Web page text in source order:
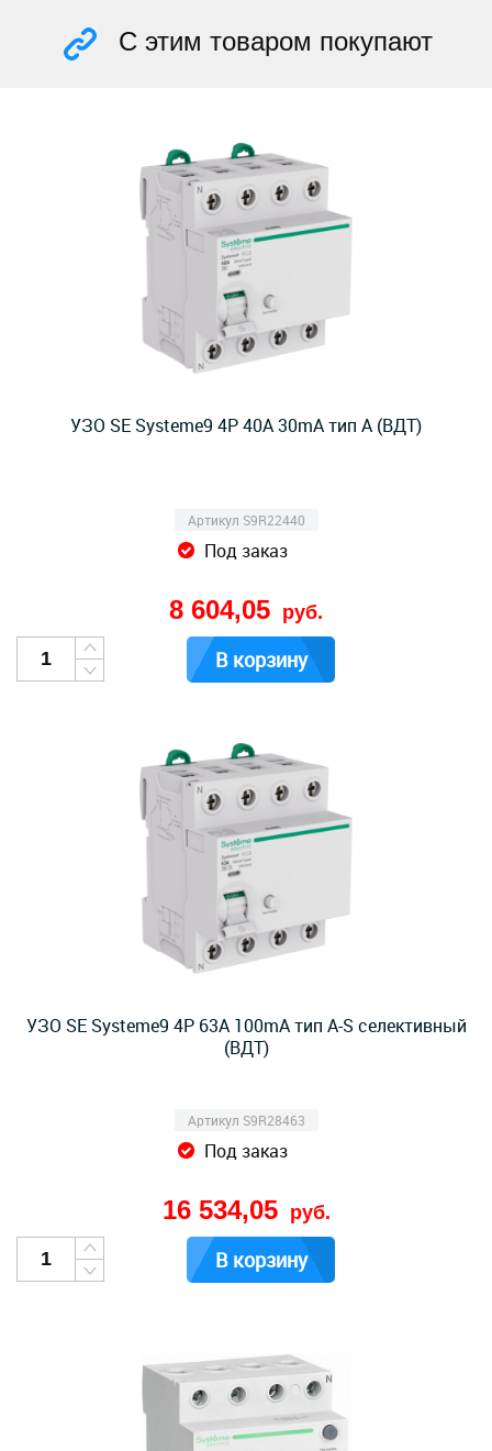
С этим товаром покупают
УЗО SE Systeme9 4P 40A 30mA тип A (ВДТ)
Артикул S9R22440
Под заказ
8 604,05 руб.
В корзину
УЗО SE Systeme9 4P 63A 100mA тип A-S селективный
(ВДТ)
Артикул S9R28463
Под заказ
16 534,05 руб.
В корзину